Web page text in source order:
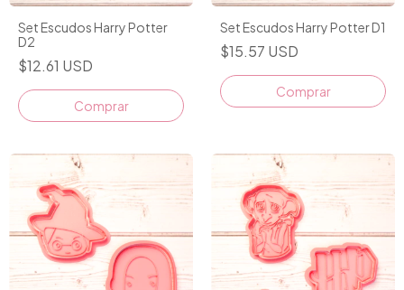
Set Escudos Harry Potter
D2
$12.61 USD
Set Escudos Harry Potter D1
$15.57 USD